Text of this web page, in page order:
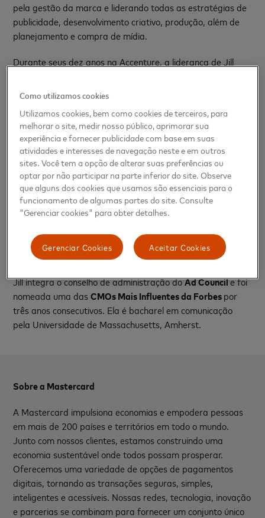
pela gestão da marca e liderando todas as estratégias de
publicidade, desenvolvimento criativo, produção, além de
planejamento e compra de mídia.
Durante seus dez anos na Accenture, a liderança de Jill
saltando de
US$ 12 bilhões para US$ 20,9 bilhões
Interbrand.
Experiência de Mercado
Antes de ingressar na Accenture em 2015, Jill ocupou
cargos de liderança nível sênior na BBDO e DDB, duas das
agências mais criativas do mundo. Em sua trajetória,
entregou projetos premiados de desenvolvimento de marca
para algumas das marcas mais icônicas do mercado,
incluindo AT&T e ExxonMobil.
Jill integra o conselho de administração doAd Councile foi
nomeada uma dasCMOs Mais Influentes da Forbespor
três anos consecutivos. Ela é bacharel em comunicação
pela Universidade de Massachusetts, Amherst.
Sobre a Mastercard
A Mastercard impulsiona economias e empodera pessoas
em mais de 200 países e territórios em todo o mundo.
Junto com nossos clientes, estamos construindo uma
economia sustentável onde todos possam prosperar.
Oferecemos uma variedade de opções de pagamentos
digitais, tornando as transações seguras, simples,
inteligentes e acessíveis. Nossas redes, tecnologia, inovação
e parcerias se combinam para fornecer um conjunto único
Como utilizamos cookies
Utilizamos cookies, bem como cookies de terceiros, para
melhorar o site, medir nosso público, aprimorar sua
experiência e fornecer publicidade com base em suas
atividades e interesses de navegação neste e em outros
sites. Você tem a opção de alterar suas preferências ou
optar por não participar na parte inferior do site. Observe
que alguns dos cookies que usamos são essenciais para o
funcionamento de algumas partes do site. Consulte
"Gerenciar cookies" para obter detalhes.
Aceitar Cookies
Gerenciar Cookies